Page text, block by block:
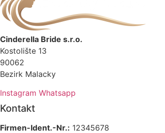
Cinderella Bride s.r.o.
Kostolište 13
90062
Bezirk Malacky
Instagram Whatsapp
Kontakt
Firmen-Ident.-Nr.: 12345678